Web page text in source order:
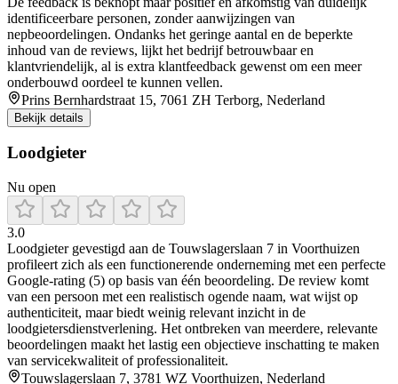
identificeerbare personen, zonder aanwijzingen van
nepbeoordelingen. Ondanks het geringe aantal en de beperkte
inhoud van de reviews, lijkt het bedrijf betrouwbaar en
klantvriendelijk, al is extra klantfeedback gewenst om een meer
onderbouwd oordeel te kunnen vellen.
Prins Bernhardstraat 15, 7061 ZH Terborg, Nederland
Bekijk details
Loodgieter
Nu open
3.0
Loodgieter gevestigd aan de Touwslagerslaan 7 in Voorthuizen
profileert zich als een functionerende onderneming met een perfecte
Google-rating (5) op basis van één beoordeling. De review komt
van een persoon met een realistisch ogende naam, wat wijst op
authenticiteit, maar biedt weinig relevant inzicht in de
loodgietersdienstverlening. Het ontbreken van meerdere, relevante
beoordelingen maakt het lastig een objectieve inschatting te maken
van servicekwaliteit of professionaliteit.
Touwslagerslaan 7, 3781 WZ Voorthuizen, Nederland